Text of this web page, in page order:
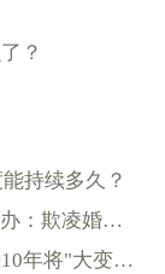
？
持续多久？
多名台民众大陆配偶被限期离台！国台办：欺凌婚姻群体有悖人伦
北仑主城片、梅山湾片规划"上新" 未来10年将"大变身"